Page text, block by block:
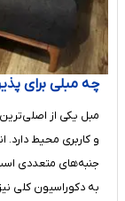
چه مبلی برای
مبل یکی از
و کاربری محیط دارد.
جنبه‌های متعددی است
به دکوراسیون کلی